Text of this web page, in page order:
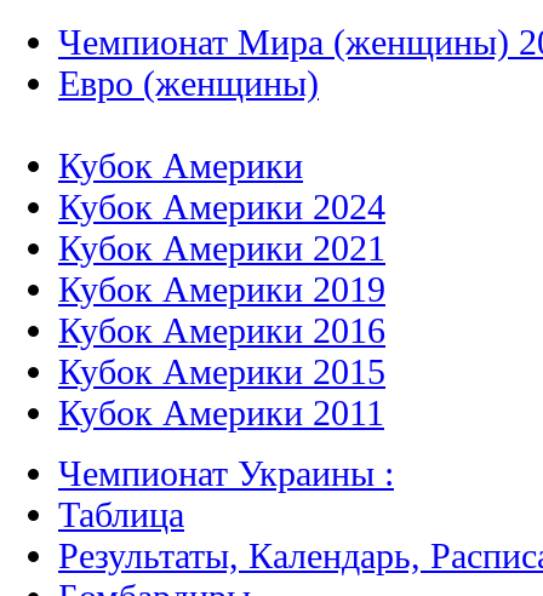
Евро (женщины)
Кубок Америки 2024
Кубок Америки 2021
Кубок Америки 2019
Кубок Америки 2016
Кубок Америки 2015
Кубок Америки 2011
Таблица
Результаты, Календарь,
Бомбардиры